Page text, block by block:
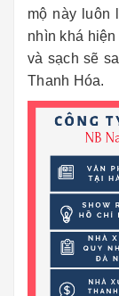
mộ này luôn
nhìn khá
và sạch sẽ
Thanh Hóa.